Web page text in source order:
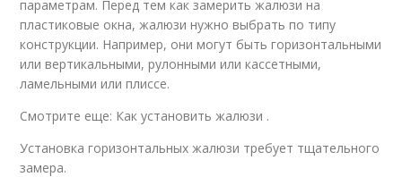
параметрам. Перед тем как замерить жалюзи на
пластиковые окна, жалюзи нужно выбрать по типу
конструкции. Например, они могут быть горизонтальными
или вертикальными, рулонными или кассетными,
ламельными или плиссе.
Смотрите еще: Как установить жалюзи .
Установка горизонтальных жалюзи требует тщательного
замера.